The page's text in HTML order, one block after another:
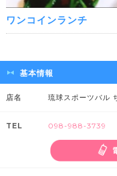
ワンコインランチ
基本情報
店名 琉球スポーツバル
TEL 098-988-3739